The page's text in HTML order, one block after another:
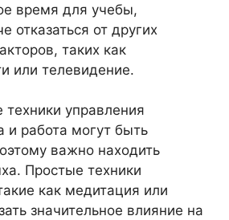
время для учебы,
отказаться от других
таких как
или телевидение.
техники управления
и работа могут быть
важно находить
Простые техники
как медитация или
значительное влияние на